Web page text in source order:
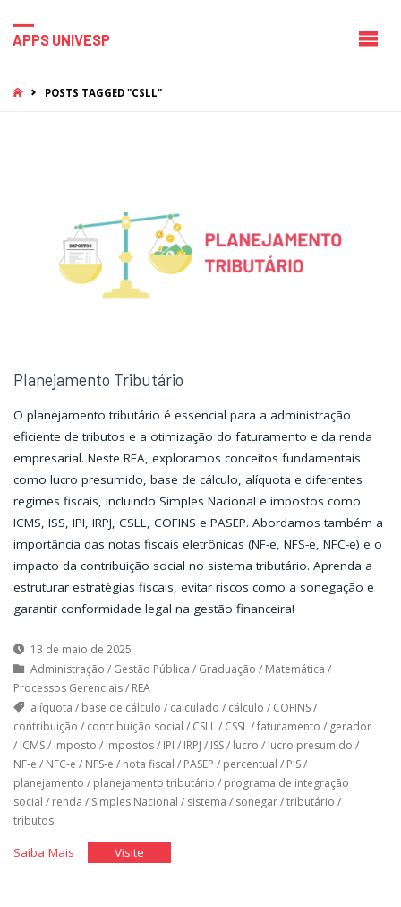
APPS UNIVESP
HOMEPOSTS TAGGED "CSLL"
Planejamento Tributário
O planejamento tributário é essencial para a administração
eficiente de tributos e a otimização do faturamento e da renda
empresarial. Neste REA, exploramos conceitos fundamentais
como lucro presumido, base de cálculo, alíquota e diferentes
regimes fiscais, incluindo Simples Nacional e impostos como
ICMS, ISS, IPI, IRPJ, CSLL, COFINS e PASEP. Abordamos também a
importância das notas fiscais eletrônicas (NF-e, NFS-e, NFC-e) e o
impacto da contribuição social no sistema tributário. Aprenda a
estruturar estratégias fiscais, evitar riscos como a sonegação e
garantir conformidade legal na gestão financeira!
13 de maio de 2025
Administração / Gestão Pública / Graduação / Matemática /
Processos Gerenciais/ REA
alíquota / base de cálculo / calculado / cálculo / COFINS/
contribuição / contribuição social / CSLL/ CSSL/faturamento / gerador
/ ICMS/ imposto / impostos/ IPI / IRPJ / ISS/ lucro / lucro presumido /
NF-e / NFC-e / NFS-e / nota fiscal / PASEP / percentual / PIS/
planejamento / planejamento tributário / programa de integração
social / renda / Simples Nacional / sistema / sonegar/tributário /
tributos
Saiba Mais"Planejamento
Visite"Planejamento